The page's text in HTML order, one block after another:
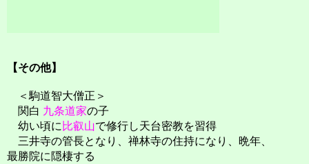
【その他】
＜駒道智大僧正＞
関白 九条道家の子
幼い頃に 比叡山で修行し天台密教を習得
三井寺の管長となり、禅林寺の住持になり、晩年、
最勝院に隠棲する